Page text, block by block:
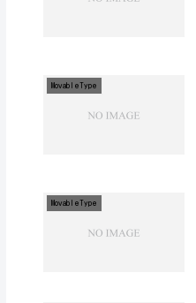
MovableType
MovableType